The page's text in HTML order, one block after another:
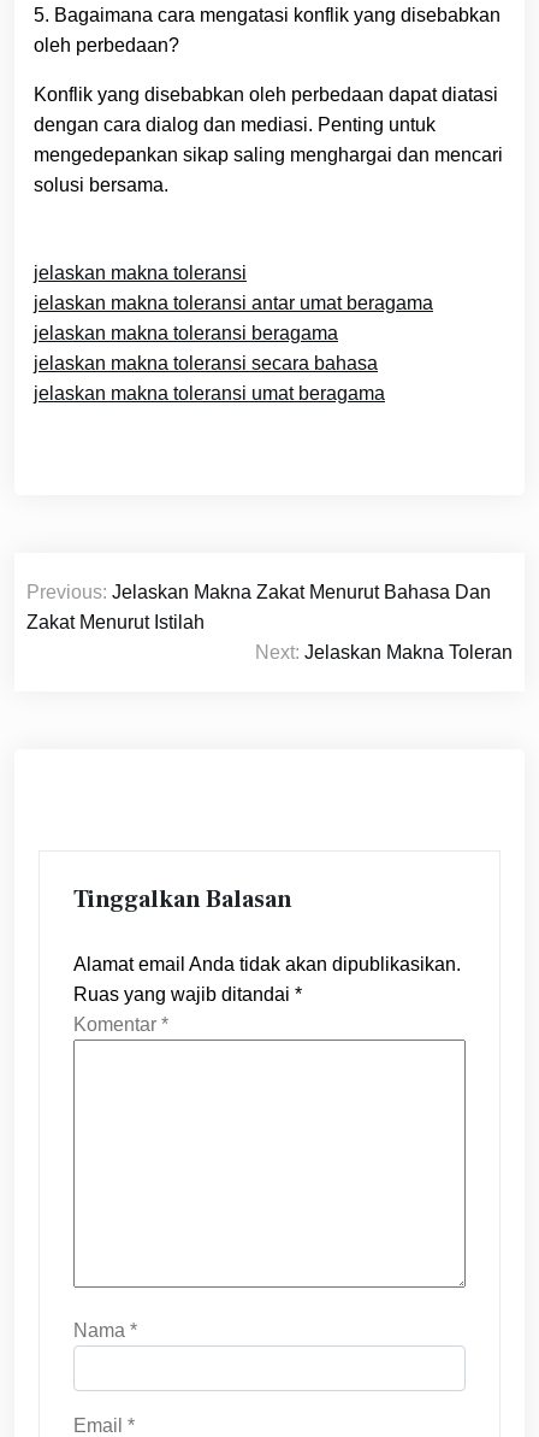
5. Bagaimana cara mengatasi konflik yang disebabkan
oleh perbedaan?
Konflik yang disebabkan oleh perbedaan dapat diatasi
dengan cara dialog dan mediasi. Penting untuk
mengedepankan sikap saling menghargai dan mencari
solusi bersama.
jelaskan makna toleransi
jelaskan makna toleransi antar umat beragama
jelaskan makna toleransi beragama
jelaskan makna toleransi secara bahasa
jelaskan makna toleransi umat beragama
Navigasi
pos
Previous: Jelaskan Makna Zakat Menurut Bahasa Dan
Zakat Menurut Istilah
Next: Jelaskan Makna Toleran
Tinggalkan Balasan
Alamat email Anda tidak akan dipublikasikan.
Ruas yang wajib ditandai *
Komentar *
Nama *
Email *